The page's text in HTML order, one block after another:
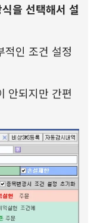
을 선택해서 설
적인 조건 설정
안되지만 간편